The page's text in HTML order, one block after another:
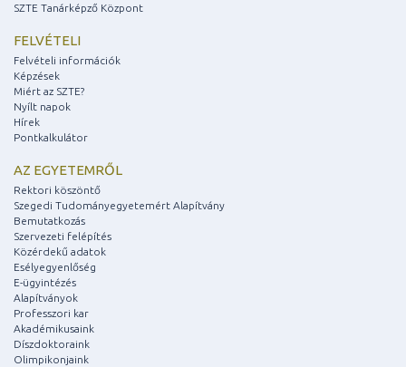
SZTE Tanárképző Központ
FELVÉTELI
Felvételi információk
Képzések
Miért az SZTE?
Nyílt napok
Hírek
Pontkalkulátor
AZ EGYETEMRŐL
Rektori köszöntő
Szegedi Tudományegyetemért Alapítvány
Bemutatkozás
Szervezeti felépítés
Közérdekű adatok
Esélyegyenlőség
E-ügyintézés
Alapítványok
Professzori kar
Akadémikusaink
Díszdoktoraink
Olimpikonjaink